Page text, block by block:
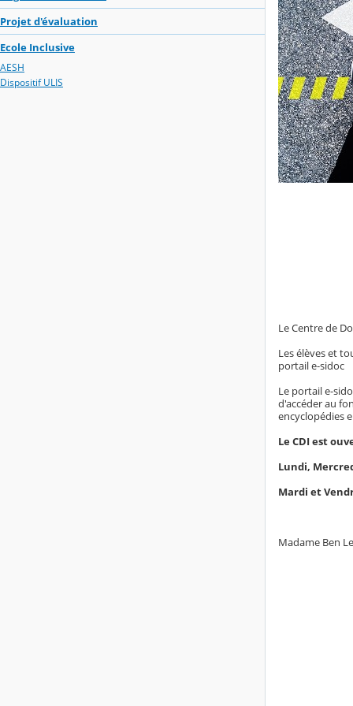
Projet d'évaluation
Ecole Inclusive
AESH
Dispositif ULIS
Le Centre de
Les élèves et
portail e-sidoc
Le portail e-
d'accéder au
encyclopédies
Le CDI est
Lundi,
Mardi et
Madame Ben